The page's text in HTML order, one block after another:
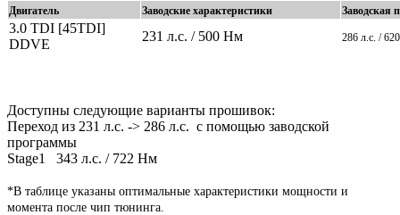
Двигатель Заводские характеристики Заводская
3.0 TDI [45TDI]
DDVE
231 л.с. / 500 Нм 286 л.с. /
Доступны следующие варианты прошивок:
Переход из 231 л.с. -> 286 л.с. с помощью заводской
программы
Stage1 343 л.с. / 722 Нм
*В таблице указаны оптимальные характеристики мощности и
момента после чип тюнинга.